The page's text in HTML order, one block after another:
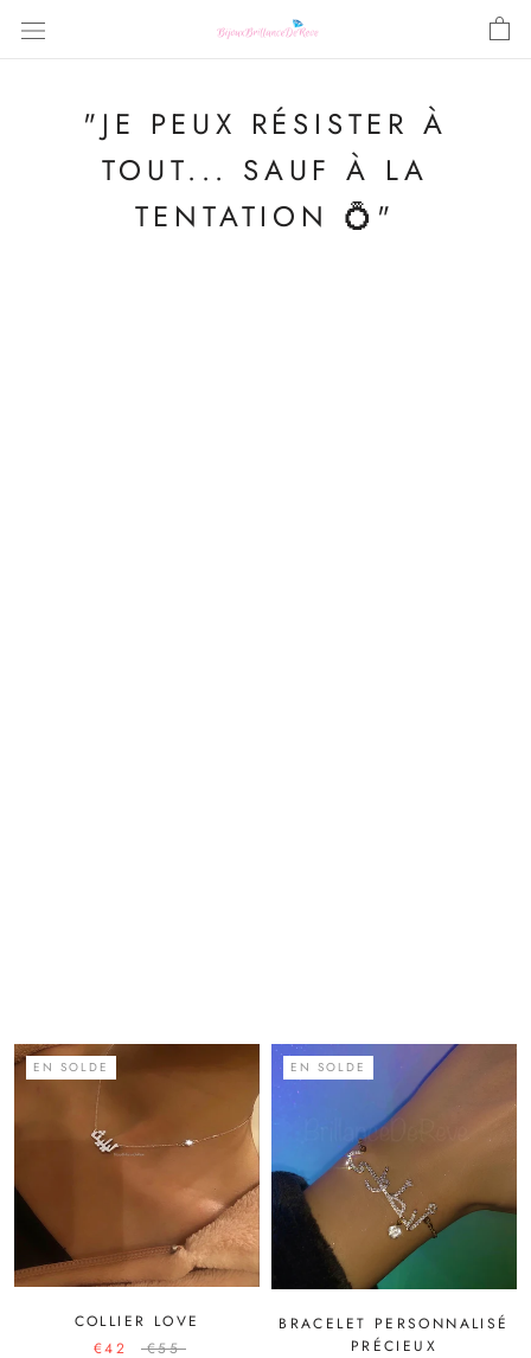
"JE PEUX RÉSISTER À
TOUT... SAUF À LA
TENTATION 💍"
EN SOLDE
COLLIER LOVE
€42
€55
EN SOLDE
BRACELET PERSONNALISÉ
PRÉCIEUX